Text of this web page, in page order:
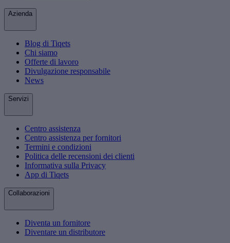
Azienda
Blog di Tiqets
Chi siamo
Offerte di lavoro
Divulgazione responsabile
News
Servizi
Centro assistenza
Centro assistenza per fornitori
Termini e condizioni
Politica delle recensioni dei clienti
Informativa sulla Privacy
App di Tiqets
Collaborazioni
Diventa un fornitore
Diventare un distributore